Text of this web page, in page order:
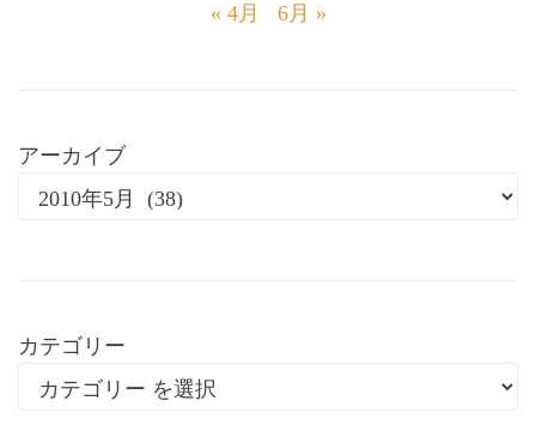
« 4月 6月 »
アーカイブ
カテゴリー